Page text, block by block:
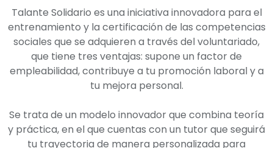
Talante Solidario es una iniciativa innovadora para el
entrenamiento y la certificación de las competencias
sociales que se adquieren a través del voluntariado,
que tiene tres ventajas: supone un factor de
empleabilidad, contribuye a tu promoción laboral y a
tu mejora personal.
Se trata de un modelo innovador que combina teoría
y práctica, en el que cuentas con un tutor que seguirá
tu trayectoria de manera personalizada para